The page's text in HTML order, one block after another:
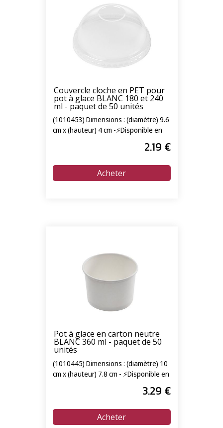
Couvercle cloche en PET pour
pot à glace BLANC 180 et 240
ml - paquet de 50 unités
(1010453) Dimensions : (diamètre) 9.6
cm x (hauteur) 4 cm -⚡Disponible en
2.19 €
Pot à glace en carton neutre
BLANC 360 ml - paquet de 50
unités
(1010445) Dimensions : (diamètre) 10
cm x (hauteur) 7.8 cm - ⚡Disponible en
3.29 €